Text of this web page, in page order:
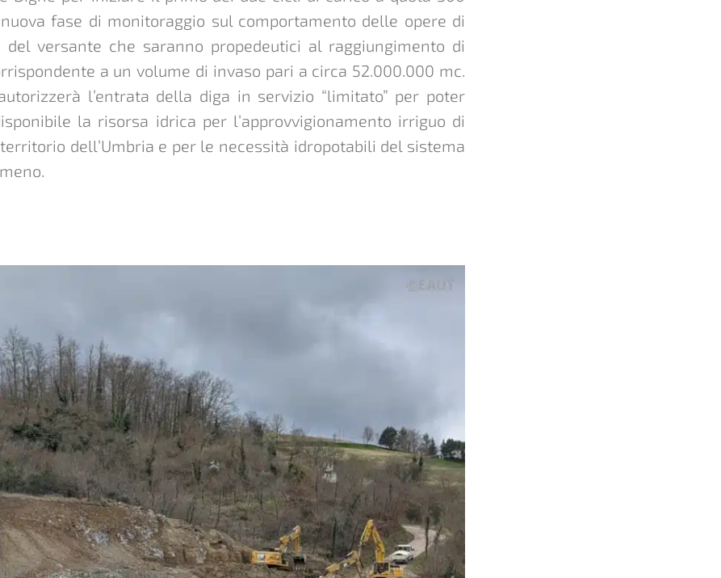
fase di monitoraggio sul comportamento delle opere di
del versante che saranno propedeutici al raggiungimento di
a un volume di invaso pari a circa 52.000.000 mc.
l’entrata della diga in servizio “limitato” per poter
la risorsa idrica per l’approvvigionamento irriguo di
dell’Umbria e per le necessità idropotabili del sistema